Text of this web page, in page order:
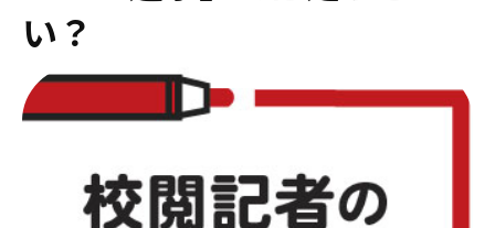
い？